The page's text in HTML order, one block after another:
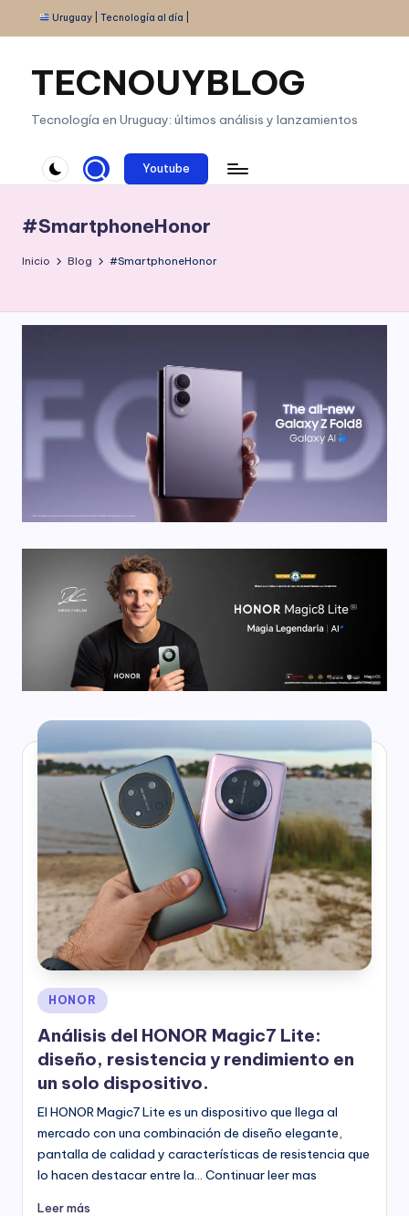
Saltar
contenido
Uruguay | Tecnología al día |
TECNOUYBLOG
Tecnología en Uruguay: últimos análisis y lanzamientos
Youtube
#SmartphoneHonor
Inicio Blog #SmartphoneHonor
Publicado
en
HONOR
Análisis del HONOR Magic7 Lite:
diseño, resistencia y rendimiento en
un solo dispositivo.
El HONOR Magic7 Lite es un dispositivo que llega al
mercado con una combinación de diseño elegante,
pantalla de calidad y características de resistencia que
lo hacen destacar entre la… Continuar leer mas
Leer más